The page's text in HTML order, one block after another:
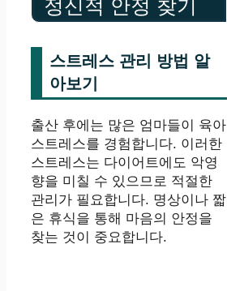
정신적 안정 찾기
스트레스 관리 방법 알
아보기
출산 후에는 많은 엄마들이 육아
스트레스를 경험합니다. 이러한
스트레스는 다이어트에도 악영
향을 미칠 수 있으므로 적절한
관리가 필요합니다. 명상이나 짧
은 휴식을 통해 마음의 안정을
찾는 것이 중요합니다.